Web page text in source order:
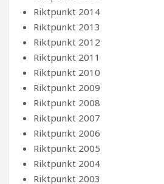
Riktpunkt 2014
Riktpunkt 2013
Riktpunkt 2012
Riktpunkt 2011
Riktpunkt 2010
Riktpunkt 2009
Riktpunkt 2008
Riktpunkt 2007
Riktpunkt 2006
Riktpunkt 2005
Riktpunkt 2004
Riktpunkt 2003